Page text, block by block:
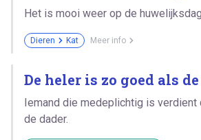
Het is mooi weer op de huwelijksdag.
Dieren Kat Meer info
De heler is zo goed als
Iemand die medeplichtig is
de dader.